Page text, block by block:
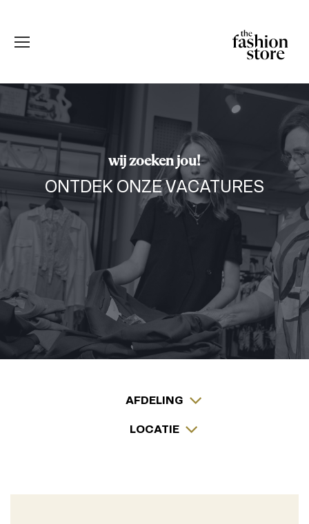
wij zoeken jou!
ONTDEK ONZE VACATURES
AFDELING
LOCATIE